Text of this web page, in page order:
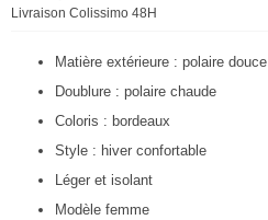
Livraison Colissimo 48H
Matière extérieure : polaire douce
Doublure : polaire chaude
Coloris : bordeaux
Style : hiver confortable
Léger et isolant
Modèle femme